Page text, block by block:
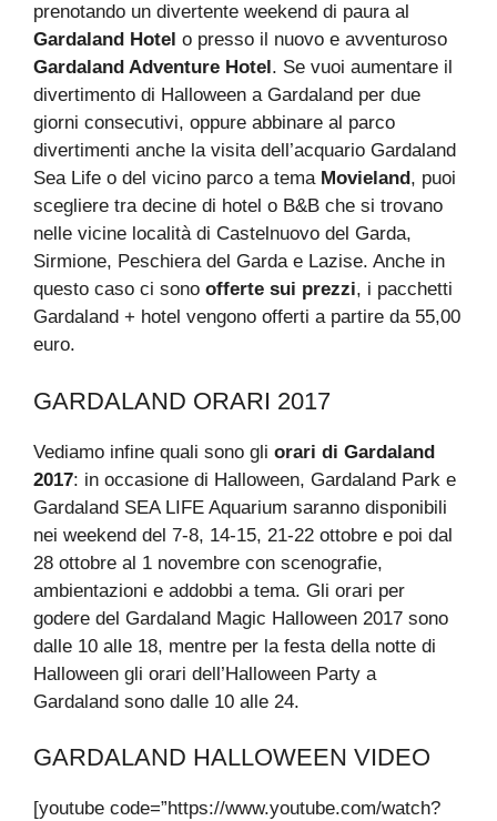
prenotando un divertente weekend di paura al
Gardaland Hotel o presso il nuovo e avventuroso
Gardaland Adventure Hotel. Se vuoi aumentare il
divertimento di Halloween a Gardaland per due
giorni consecutivi, oppure abbinare al parco
divertimenti anche la visita dell’acquario Gardaland
Sea Life o del vicino parco a tema Movieland, puoi
scegliere tra decine di hotel o B&B che si trovano
nelle vicine località di Castelnuovo del Garda,
Sirmione, Peschiera del Garda e Lazise. Anche in
questo caso ci sono offerte sui prezzi, i pacchetti
Gardaland + hotel vengono offerti a partire da 55,00
euro.
GARDALAND ORARI 2017
Vediamo infine quali sono gli orari di Gardaland
2017: in occasione di Halloween, Gardaland Park e
Gardaland SEA LIFE Aquarium saranno disponibili
nei weekend del 7-8, 14-15, 21-22 ottobre e poi dal
28 ottobre al 1 novembre con scenografie,
ambientazioni e addobbi a tema. Gli orari per
godere del Gardaland Magic Halloween 2017 sono
dalle 10 alle 18, mentre per la festa della notte di
Halloween gli orari dell’Halloween Party a
Gardaland sono dalle 10 alle 24.
GARDALAND HALLOWEEN VIDEO
[youtube code=”https://www.youtube.com/watch?